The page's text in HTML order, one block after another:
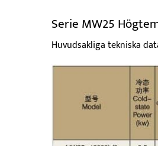
Serie MW25
Huvudsakliga tekniska